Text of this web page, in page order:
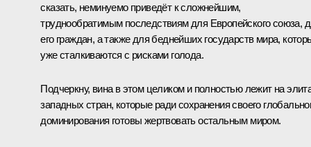
сказать, неминуемо приведёт к сложнейшим,
труднообратимым последствиям для Европейского союза,
его граждан, а также для беднейших государств мира,
уже сталкиваются с рисками голода.
Подчеркну, вина в этом целиком и полностью лежит на
западных стран, которые ради сохранения своего
доминирования готовы жертвовать остальным миром.